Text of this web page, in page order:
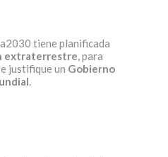
tiene planificada
extraterrestre, para
justifique un Gobierno
.